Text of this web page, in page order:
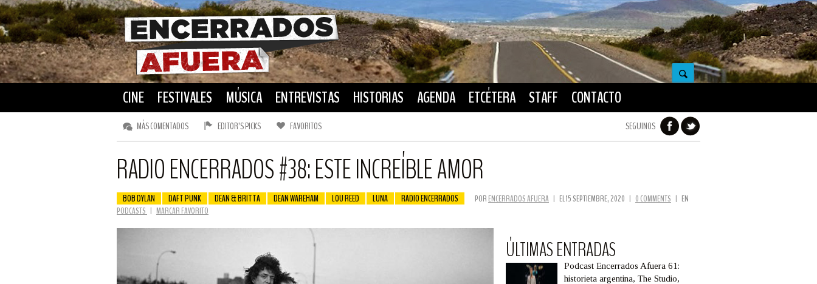
CINE FESTIVALES MÚSICA ENTREVISTAS HISTORIAS AGENDA ETCÉTERA STAFF CONTACTO
SEGUINOS
MÁS COMENTADOS EDITOR’S PICKS FAVORITOS
RADIO ENCERRADOS #38: ESTE INCREÍBLE AMOR
BOB DYLAN DAFT PUNK DEAN & BRITTA DEAN WAREHAM LOU REED LUNA RADIO ENCERRADOS POR ENCERRADOS AFUERA | EL 15 SEPTIEMBRE, 2020 | 0 COMMENTS | EN
PODCASTS | MARCAR FAVORITO
ÚLTIMAS ENTRADAS
Podcast Encerrados Afuera 61:
historieta argentina, The Studio,